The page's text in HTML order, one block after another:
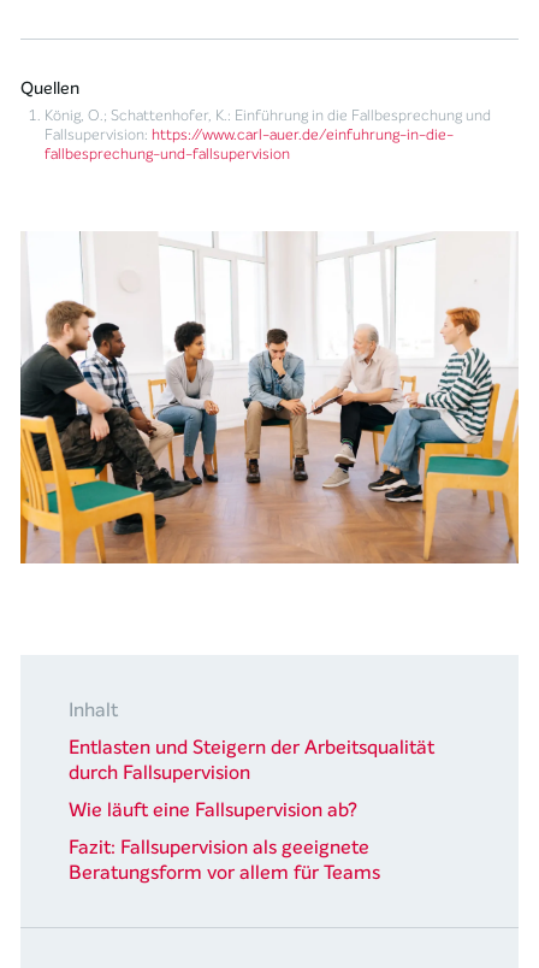
Quellen
König, O.; Schattenhofer, K.: Einführung in die Fallbesprechung und
Fallsupervision: https://www.carl-auer.de/einfuhrung-in-die-
fallbesprechung-und-fallsupervision
Inhalt
Entlasten und Steigern der Arbeitsqualität
durch Fallsupervision
Wie läuft eine Fallsupervision ab?
Fazit: Fallsupervision als geeignete
Beratungsform vor allem für Teams